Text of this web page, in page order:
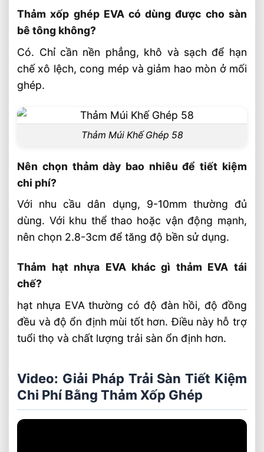
Thảm xốp ghép EVA có dùng được cho sàn
bê tông không?
Có. Chỉ cần nền phẳng, khô và sạch để hạn
chế xô lệch, cong mép và giảm hao mòn ở mối
ghép.
Thảm Múi Khế Ghép 58
Nên chọn thảm dày bao nhiêu để tiết kiệm
chi phí?
Với nhu cầu dân dụng, 9-10mm thường đủ
dùng. Với khu thể thao hoặc vận động mạnh,
nên chọn 2.8-3cm để tăng độ bền sử dụng.
Thảm hạt nhựa EVA khác gì thảm EVA tái
chế?
hạt nhựa EVA thường có độ đàn hồi, độ đồng
đều và độ ổn định mùi tốt hơn. Điều này hỗ trợ
tuổi thọ và chất lượng trải sàn ổn định hơn.
Video: Giải Pháp Trải Sàn Tiết Kiệm
Chi Phí Bằng Thảm Xốp Ghép